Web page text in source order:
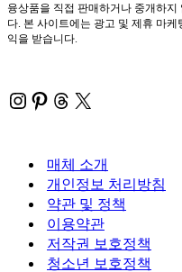
융상품을 직접 판매하거나 중개하
다. 본 사이트에는 광고 및 제휴 마
익을 받습니다.
Instagram
Pinterest
Threads
X
매체 소개
개인정보 처리방침
약관 및 정책
이용약관
저작권 보호정책
청소년 보호정책